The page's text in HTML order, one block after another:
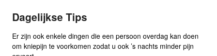
Dagelijkse Tips
Er zijn ook enkele dingen die een persoon overdag kan doen
om kniepijn te voorkomen zodat u ook ’s nachts minder pijn